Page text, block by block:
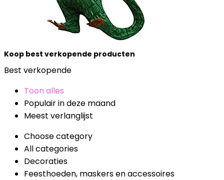
Koop best verkopende producten
Best verkopende
Toon alles
Populair in deze maand
Meest verlanglijst
Choose category
All categories
Decoraties
Feesthoeden, maskers en accessoires